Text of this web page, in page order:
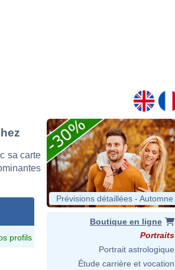
sa carte
profils
Prévisions détaillées - Automne
Boutique en ligne
Portraits
Portrait astrologique
Étude carrière et vocation